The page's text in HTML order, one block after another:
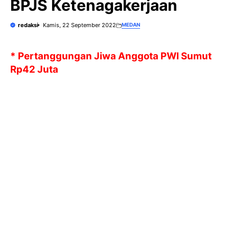
BPJS Ketenagakerjaan
redaksi Kamis, 22 September 2022 MEDAN
* Pertanggungan Jiwa Anggota PWI Sumut
Rp42 Juta